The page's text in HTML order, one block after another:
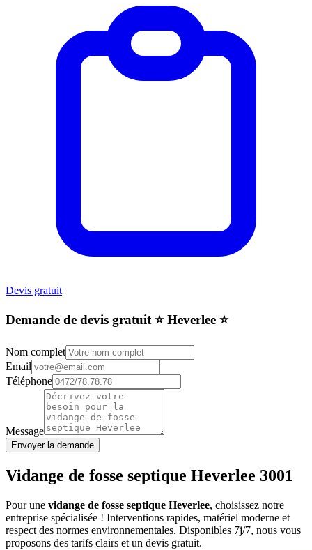
Devis gratuit
Demande de devis gratuit ⭐️ Heverlee ⭐️
Nom complet
Email
Téléphone
Message
Envoyer la demande
Vidange de fosse septique Heverlee 3001
Pour une vidange de fosse septique Heverlee, choisissez notre
entreprise spécialisée ! Interventions rapides, matériel moderne et
respect des normes environnementales. Disponibles 7j/7, nous vous
proposons des tarifs clairs et un devis gratuit.